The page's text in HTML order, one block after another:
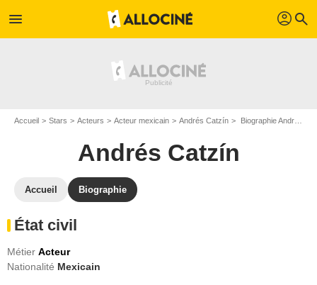
menu profil search
Accueil Stars Acteurs Acteur mexicain Andrés Catzín Biographie Andrés Catzín
Andrés Catzín
Accueil Biographie
État civil
Métier Acteur
Nationalité Mexicain